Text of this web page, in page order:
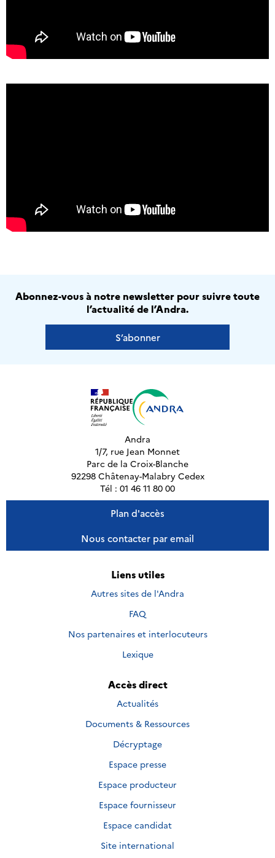
Abonnez-vous à notre newsletter pour suivre toute
l’actualité de l’Andra.
S’abonner
Andra
1/7, rue Jean Monnet
Parc de la Croix-Blanche
92298 Châtenay-Malabry Cedex
Tél : 01 46 11 80 00
Plan d'accès
Nous contacter par email
Liens utiles
Autres sites de l'Andra
FAQ
Nos partenaires et interlocuteurs
Lexique
Accès direct
Actualités
Documents & Ressources
Décryptage
Espace presse
Espace producteur
Espace fournisseur
Espace candidat
Site international